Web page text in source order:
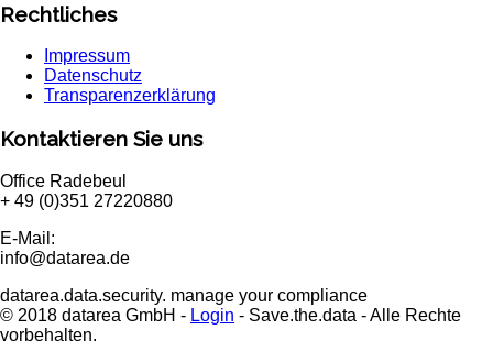
Rechtliches
Impressum
Datenschutz
Transparenzerklärung
Kontaktieren Sie uns
Office Radebeul
+ 49 (0)351 27220880
E-Mail:
info@datarea.de
datarea.data.security. manage your compliance
© 2018 datarea GmbH - Login - Save.the.data - Alle Rechte
vorbehalten.